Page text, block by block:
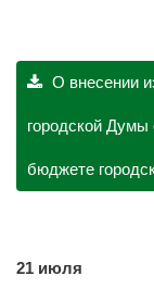
О внесении
городской
бюджете
21 июля